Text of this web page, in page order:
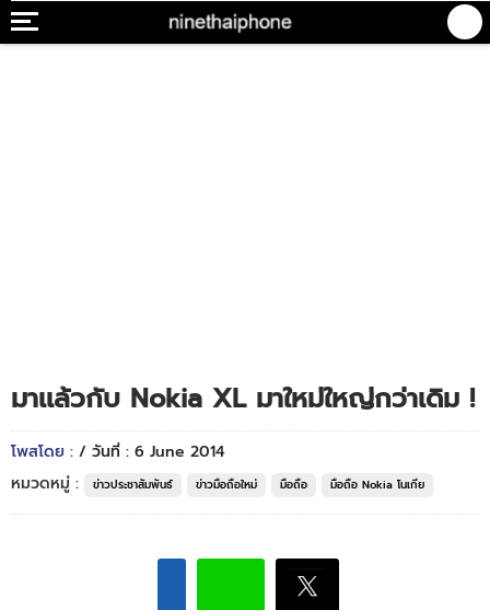
มาเเล้วกับ Nokia XL มาใหม่ใหญ่กว่าเดิม !
โพสโดย : / วันที่ : 6 June 2014
หมวดหมู่ :
ข่าวประชาสัมพันธ์ ข่าวมือถือใหม่ มือถือ มือถือ Nokia โนเกีย